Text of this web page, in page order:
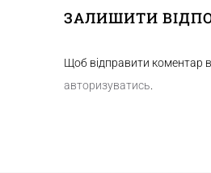
ЗАЛИШИТИ
Щоб відправити коментар
авторизуватись